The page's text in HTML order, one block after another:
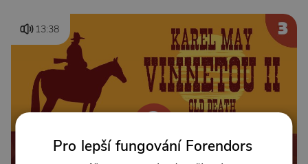
13:38
Od 89 Kč měsíčně nebo 39 Kč jednorázově
Pro lepší fungování Forendors